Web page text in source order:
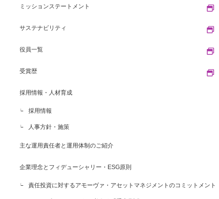
ミッションステートメント
サステナビリティ
役員一覧
受賞歴
採用情報・人材育成
採用情報
人事方針・施策
主な運用責任者と運用体制のご紹介
企業理念とフィデューシャリー・ESG原則
責任投資に対するアモーヴァ・アセットマネジメントのコミットメント